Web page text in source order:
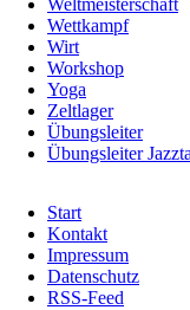
Weltmeisterschaft
Wettkampf
Wirt
Workshop
Yoga
Zeltlager
Übungsleiter
Übungsleiter
überspringen
Start
Kontakt
Impressum
Datenschutz
RSS-Feed